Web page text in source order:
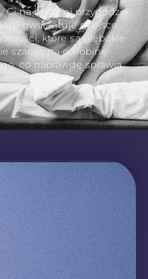
Ci na szybkiej przygodzie
gwarantuje miejsce
które są głębokie
szansę na odrobinę
co naprawdę sprawia,